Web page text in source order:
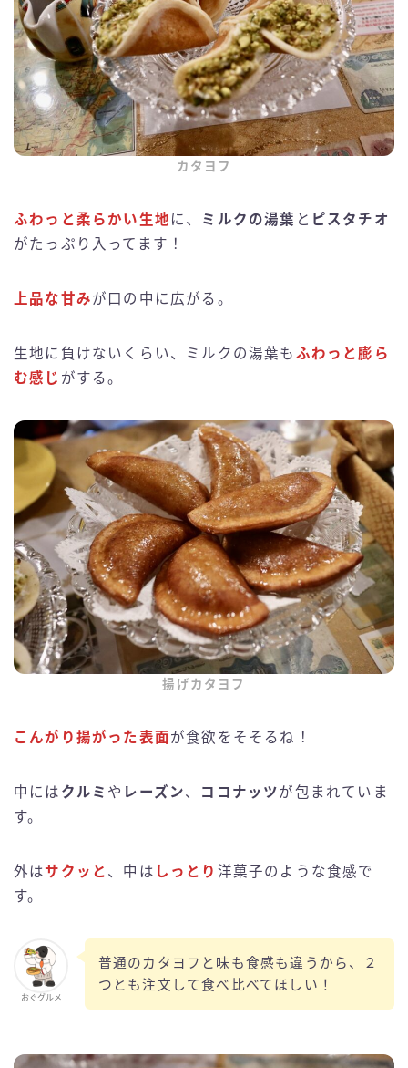
カタヨフ
ふわっと柔らかい生地 に、 ミルクの湯葉 と ピスタチオ
がたっぷり入ってます！
上品な甘みが口の中に広がる。
生地に負けないくらい、ミルクの湯葉も ふわっと膨ら
む感じ がする。
揚げカタヨフ
こんがり揚がった表面が食欲をそそるね！
中には クルミ や レーズン、 ココナッツが包まれていま
す。
外はサクッと 、中は しっとり 洋菓子のような食感で
す。
おぐグルメ
普通のカタヨフと味も食感も違うから、２
つとも注文して食べ比べてほしい！